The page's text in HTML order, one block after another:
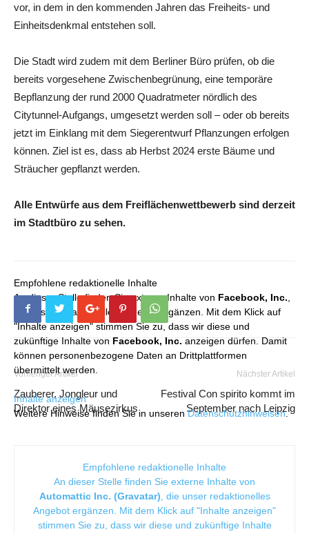
vor, in dem in den kommenden Jahren das Freiheits- und
Einheitsdenkmal entstehen soll.
Die Stadt wird zudem mit dem Berliner Büro prüfen, ob die
bereits vorgesehene Zwischenbegrünung, eine temporäre
Bepflanzung der rund 2000 Quadratmeter nördlich des
Citytunnel-Aufgangs, umgesetzt werden soll – oder ob bereits
jetzt im Einklang mit dem Siegerentwurf Pflanzungen erfolgen
können. Ziel ist es, dass ab Herbst 2024 erste Bäume und
Sträucher gepflanzt werden.
Alle Entwürfe aus dem Freiflächenwettbewerb sind derzeit
im Stadtbüro zu sehen.
Empfohlene redaktionelle Inhalte
An dieser Stelle finden Sie externe Inhalte von Facebook, Inc.
die unser redaktionelles Angebot ergänzen. Mit dem Klick auf
"Inhalte anzeigen" stimmen Sie zu, dass wir diese und
zukünftige Inhalte von Facebook, Inc. anzeigen dürfen. Damit
können personenbezogene Daten an Drittplattformen
übermittelt werden.
Inhalte anzeigen
Weitere Hinweise finden Sie in unserenDatenschutzhinweisen.
Vorheriger Artikel
Zauberer, Jongleur und
Direktor eines Mäusezirkus
Nächster Artikel
Festival Con spirito kommt im
September nach Leipzig
Empfohlene redaktionelle Inhalte
An dieser Stelle finden Sie externe Inhalte von
Automattic Inc. (Gravatar) , die unser redaktionelles
Angebot ergänzen. Mit dem Klick auf "Inhalte anzeigen"
stimmen Sie zu, dass wir diese und zukünftige Inhalte